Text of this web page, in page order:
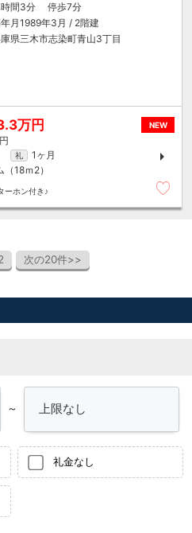
時間3分 停歩7分
月1989年3月 / 2階建
県三木市志染町青山3丁目
NEW
万円
礼
1ヶ月
（18ｍ 2）
ーホン付き♪
次の20件>>
～
礼金なし